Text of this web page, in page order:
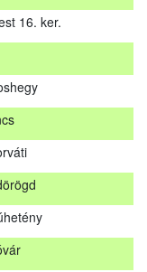
16. ker.
16. ker.